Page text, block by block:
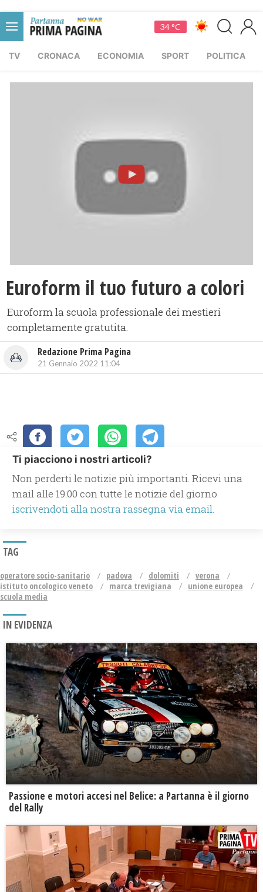
34 °C
TV CRONACA ECONOMIA SPORT POLITICA
Euroform il tuo futuro a colori
Euroform la scuola professionale dei mestieri
completamente gratutita.
Redazione Prima Pagina
21 Gennaio 2022 11:04
Ti piacciono i nostri articoli?
Non perderti le notizie più importanti. Ricevi una
mail alle 19.00 con tutte le notizie del giorno
iscrivendoti alla nostra rassegna via email.
TAG
operatore socio-sanitario padova dolomiti
verona
istituto oncologico veneto
marca trevigiana
unione europea
scuola media
IN EVIDENZA
Passione e motori accesi nel Belice: a Partanna è il giorno
del Rally